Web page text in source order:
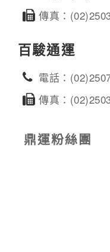
傳真：
百駿通運
電話：
傳真：
鼎運粉絲團